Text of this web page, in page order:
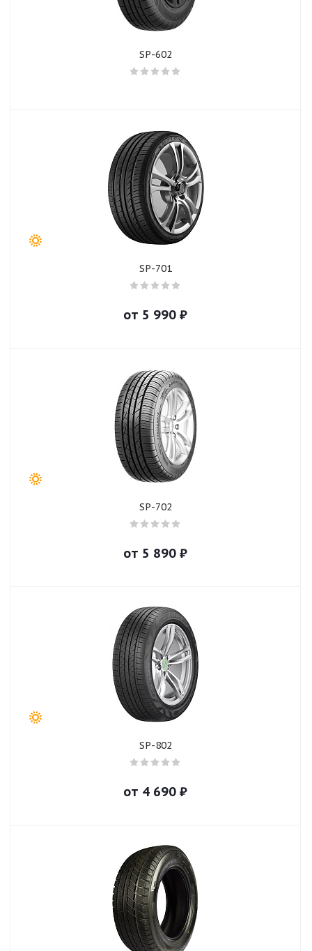
SP-602
SP-701
от 5 990 ₽
SP-702
от 5 890 ₽
SP-802
от 4 690 ₽